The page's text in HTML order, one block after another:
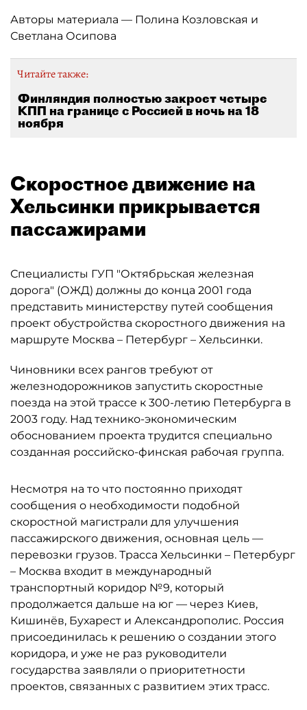
Авторы материала — Полина Козловская и
Светлана Осипова
Читайте также:
Финляндия полностью закроет четыре
КПП на границе с Россией в ночь на 18
ноября
Скоростное движение на
Хельсинки прикрывается
пассажирами
Специалисты ГУП "Октябрьская железная
дорога" (ОЖД) должны до конца 2001 года
представить министерству путей сообщения
проект обустройства скоростного движения на
маршруте Москва – Петербург – Хельсинки.
Чиновники всех рангов требуют от
железнодорожников запустить скоростные
поезда на этой трассе к 300-летию Петербурга в
2003 году. Над технико-экономическим
обоснованием проекта трудится специально
созданная российско-финская рабочая группа.
Несмотря на то что постоянно приходят
сообщения о необходимости подобной
скоростной магистрали для улучшения
пассажирского движения, основная цель —
перевозки грузов. Трасса Хельсинки – Петербург
– Москва входит в международный
транспортный коридор №9, который
продолжается дальше на юг — через Киев,
Кишинёв, Бухарест и Александрополис. Россия
присоединилась к решению о создании этого
коридора, и уже не раз руководители
государства заявляли о приоритетности
проектов, связанных с развитием этих трасс.